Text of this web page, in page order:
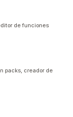
de funciones
packs, creador de